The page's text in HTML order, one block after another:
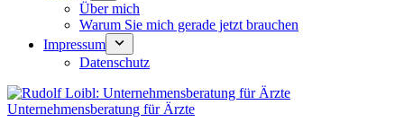
Über mich
Warum Sie mich gerade jetzt brauchen
Impressum
Datenschutz
Unternehmensberatung für Ärzte